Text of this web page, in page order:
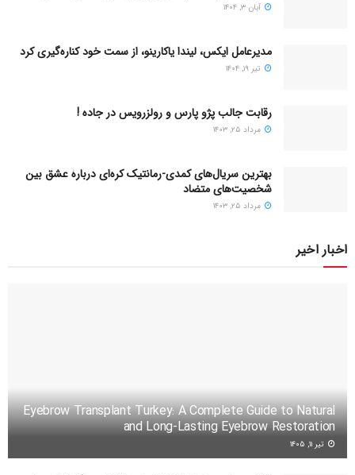
آبان ۳, ۱۴۰۴
مدیرعامل ایکس، لیندا یاکارینو، از سمت خود کناره‌گیری کرد
تیر ۱۹, ۱۴۰۴
رقابت جالب پژو پارس و رولزرویس در جاده !
مرداد ۲۵, ۱۴۰۳
بهترین سریال‌های کمدی-رمانتیک کره‌ای دربارۀ عشق بین
شخصیت‌های متضاد
مرداد ۲۵, ۱۴۰۳
اخبار اخیر
Eyebrow Transplant Turkey: A Complete Guide to Natural
and Long-Lasting Eyebrow Restoration
تیر ۱۱, ۱۴۰۵